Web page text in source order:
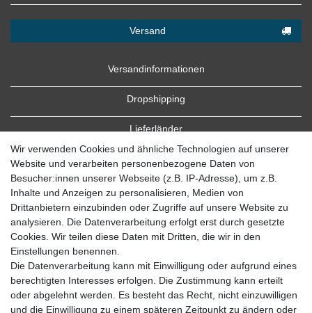
Versand
Versandinformationen
Dropshipping
Lieferländer
Zahlung
Zahlungsbedingungen
Wir verwenden Cookies und ähnliche Technologien auf unserer
Website und verarbeiten personenbezogene Daten von
Besucher:innen unserer Webseite (z.B. IP-Adresse), um z.B.
Inhalte und Anzeigen zu personalisieren, Medien von
Drittanbietern einzubinden oder Zugriffe auf unsere Website zu
analysieren. Die Datenverarbeitung erfolgt erst durch gesetzte
Cookies. Wir teilen diese Daten mit Dritten, die wir in den
Einstellungen benennen.
Die Datenverarbeitung kann mit Einwilligung oder aufgrund eines
berechtigten Interesses erfolgen. Die Zustimmung kann erteilt
oder abgelehnt werden. Es besteht das Recht, nicht einzuwilligen
und die Einwilligung zu einem späteren Zeitpunkt zu ändern oder